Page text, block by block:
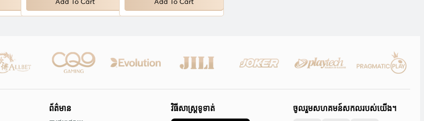
Add To Cart Add To Cart
ព័ត៌មាន វិធីសាស្រ្តទូទាត់ ចូលរួមសហគមន៍សកលរបស់យើង។